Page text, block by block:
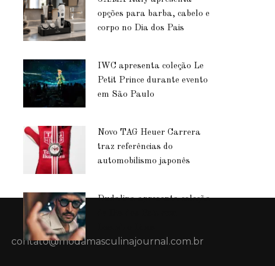
opções para barba, cabelo e
corpo no Dia dos Pais
IWC apresenta coleção Le
Petit Prince durante evento
em São Paulo
Novo TAG Heuer Carrera
traz referências do
automobilismo japonês
Dudalina apresenta coleção
contato@modamasculinajournal.com.br